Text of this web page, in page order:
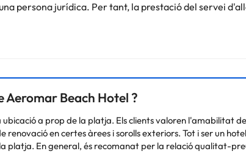
persona jurídica. Per tant, la prestació del servei
Aeromar Beach Hotel ?
a prop de la platja. Els clients valoren l'amabilitat
renovació en certes àrees i sorolls exteriors. Tot i ser un
platja. En general, és recomanat per la relació qualitat-